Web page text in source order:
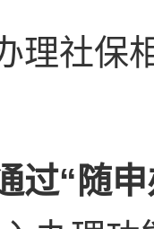
理社保
过“随